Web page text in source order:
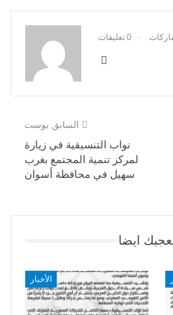
0 تعليقات
السابق بوست
نواب التنسيقية في زيارة
لمركز تنمية المجتمع بغرب
سهيل في محافظة أسوان
ايضا
الأخبار